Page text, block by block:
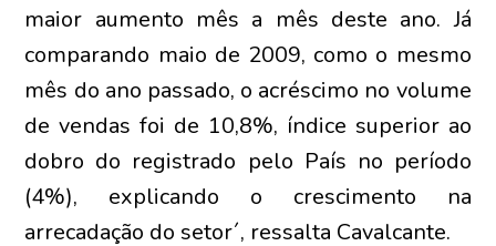
maior aumento mês a mês deste ano. Já
comparando maio de 2009, como o mesmo
mês do ano passado, o acréscimo no volume
de vendas foi de 10,8%, índice superior ao
dobro do registrado pelo País no período
(4%), explicando o crescimento na
arrecadação do setor´, ressalta Cavalcante.